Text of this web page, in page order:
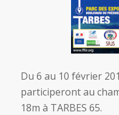
Du 6 au 10 février
participeront au
18m à TARBES 65.